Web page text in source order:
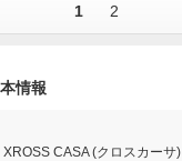
1 2
情報
XROSS CASA (クロスカーサ)